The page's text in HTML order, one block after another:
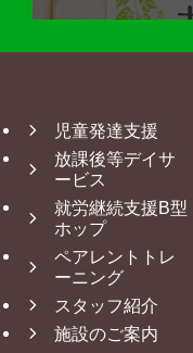
児童発達支援
放課後等デイサ
ービス
就労継続支援B型
ホップ
ペアレントトレ
ーニング
スタッフ紹介
施設のご案内